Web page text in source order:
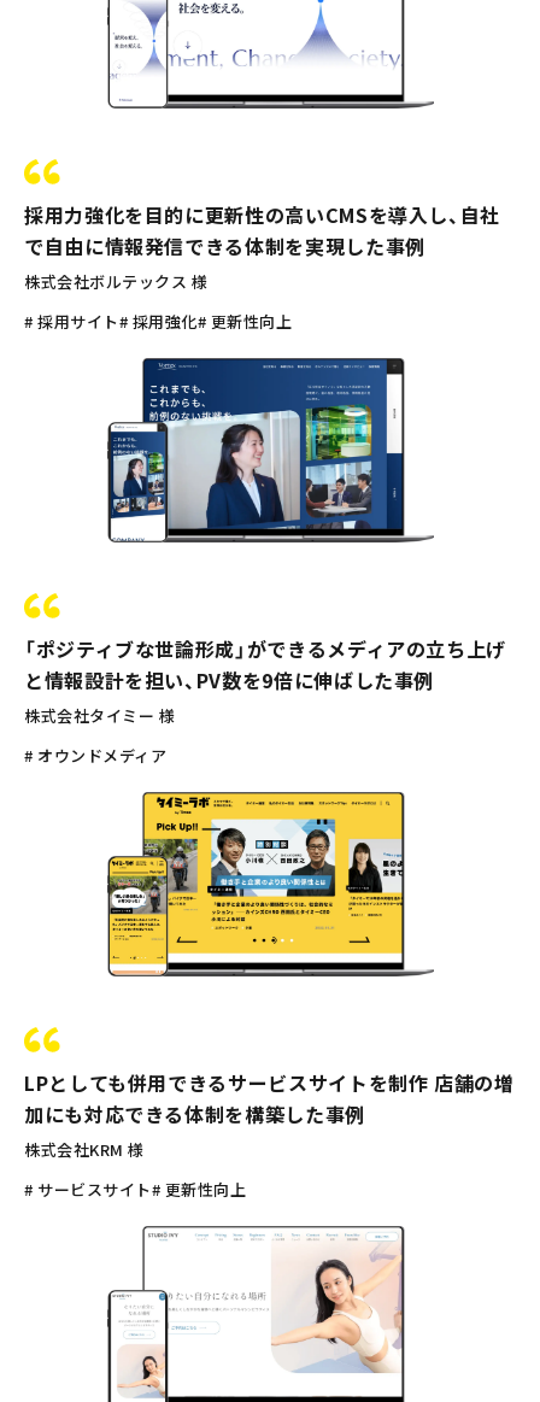
採用力強化を目的に更新性の高いCMSを導入し、自社
で自由に情報発信できる体制を実現した事例
株式会社ボルテックス 様
# 採用サイト# 採用強化# 更新性向上
「ポジティブな世論形成」ができるメディアの立ち上げ
と情報設計を担い、PV数を9倍に伸ばした事例
株式会社タイミー 様
# オウンドメディア
LPとしても併用できるサービスサイトを制作 店舗の増
加にも対応できる体制を構築した事例
株式会社KRM 様
# サービスサイト# 更新性向上